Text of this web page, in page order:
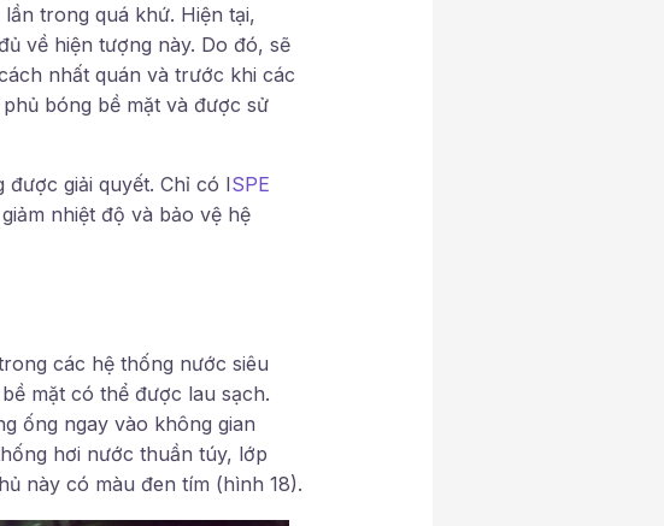
trong quá khứ. Hiện tại,
về hiện tượng này. Do đó, sẽ
nhất quán và trước khi các
bóng bề mặt và được sử
giải quyết. Chỉ có ISPE
nhiệt độ và bảo vệ hệ
các hệ thống nước siêu
mặt có thể được lau sạch.
ống ngay vào không gian
hơi nước thuần túy, lớp
này có màu đen tím (hình 18).